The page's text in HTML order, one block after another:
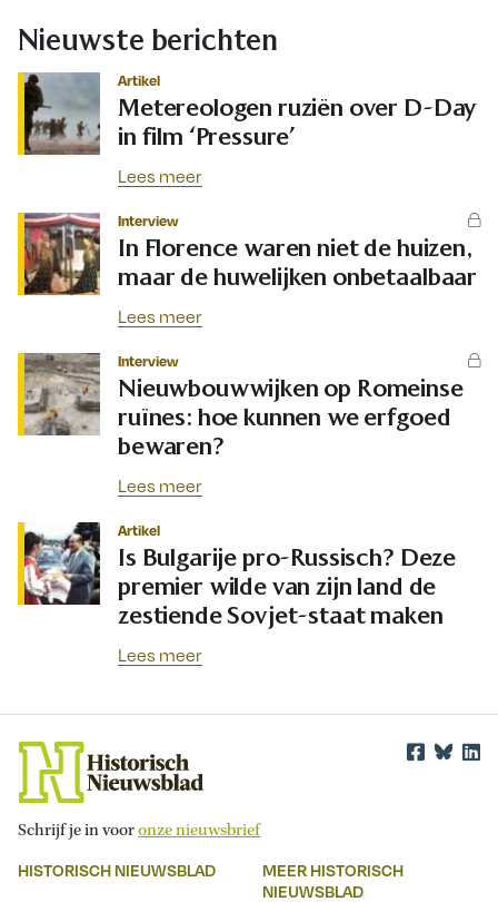
Nieuwste berichten
Artikel
Metereologen ruziën over D-Day
in film ‘Pressure’
Lees meer
Interview
In Florence waren niet de huizen,
maar de huwelijken onbetaalbaar
Lees meer
Interview
Nieuwbouwwijken op Romeinse
ruïnes: hoe kunnen we erfgoed
bewaren?
Lees meer
Artikel
Is Bulgarije pro-Russisch? Deze
premier wilde van zijn land de
zestiende Sovjet-staat maken
Lees meer
Schrijf je in vooronze nieuwsbrief
HISTORISCH NIEUWSBLAD
MEER HISTORISCH
NIEUWSBLAD